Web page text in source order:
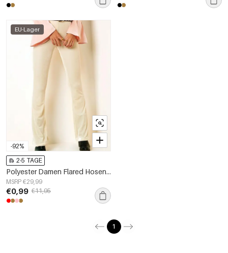
-92%
EU-Lager
2-5 TAGE
Polyester Damen Flared Hosen Elegantes Hochtailliertes Design
MSRP €29,99
€0,99 €11,95
1